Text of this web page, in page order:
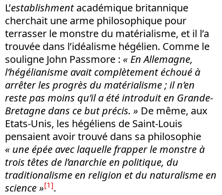
L’establishmentacadémique britannique
cherchait une arme philosophique pour
terrasser le monstre du matérialisme, et il l’a
trouvée dans l’idéalisme hégélien. Comme le
souligne John Passmore : « En Allemagne,
l’hégélianisme avait complètement échoué à
arrêter les progrès du matérialisme ; il n’en
reste pas moins qu’il a été introduit en Grande-
Bretagne dans ce but précis. » De même, aux
Etats-Unis, les hégéliens de Saint-Louis
pensaient avoir trouvé dans sa philosophie
« une épée avec laquelle frapper le monstre à
trois têtes de l’anarchie en politique, du
traditionalisme en religion et du naturalisme en
science »[1].